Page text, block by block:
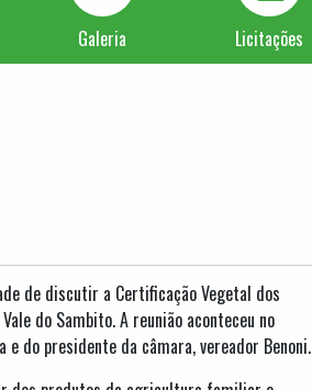
Galeria
Licitações
de discutir a Certificação Vegetal dos
do Sambito. A reunião aconteceu no
e do presidente da câmara, vereador Benoni.